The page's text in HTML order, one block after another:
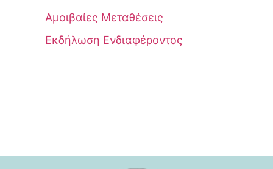
Αμοιβαίες Μεταθέσεις
Εκδήλωση Ενδιαφέροντος